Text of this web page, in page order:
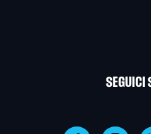
SEGUICI